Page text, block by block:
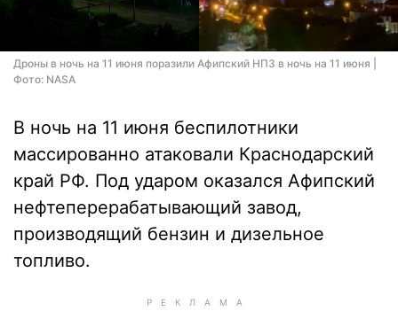
Дроны в ночь на 11 июня поразили Афипский НПЗ в ночь на 11 июня |
Фото: NASA
В ночь на 11 июня беспилотники
массированно атаковали Краснодарский
край РФ. Под ударом оказался Афипский
нефтеперерабатывающий завод,
производящий бензин и дизельное
топливо.